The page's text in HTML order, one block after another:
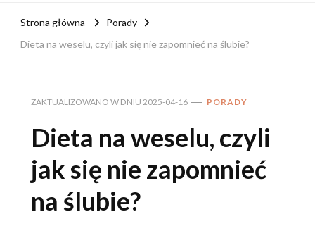
Strona główna
Porady
Dieta na weselu, czyli jak się nie zapomnieć na ślubie?
ZAKTUALIZOWANO W DNIU 2025-04-16 PORADY
Dieta na weselu, czyli
jak się nie zapomnieć
na ślubie?